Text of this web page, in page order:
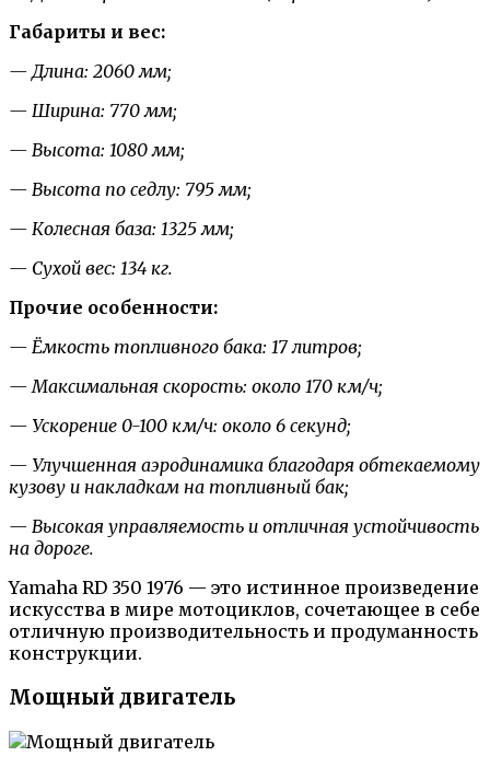
Габариты и вес:
— Длина: 2060 мм;
— Ширина: 770 мм;
— Высота: 1080 мм;
— Высота по седлу: 795 мм;
— Колесная база: 1325 мм;
— Сухой вес: 134 кг.
Прочие особенности:
— Ёмкость топливного бака: 17 литров;
— Максимальная скорость: около 170 км/ч;
— Ускорение 0-100 км/ч: около 6 секунд;
— Улучшенная аэродинамика благодаря обтекаемому
кузову и накладкам на топливный бак;
— Высокая управляемость и отличная устойчивость
на дороге.
Yamaha RD 350 1976 — это истинное произведение
искусства в мире мотоциклов, сочетающее в себе
отличную производительность и продуманность
конструкции.
Мощный двигатель